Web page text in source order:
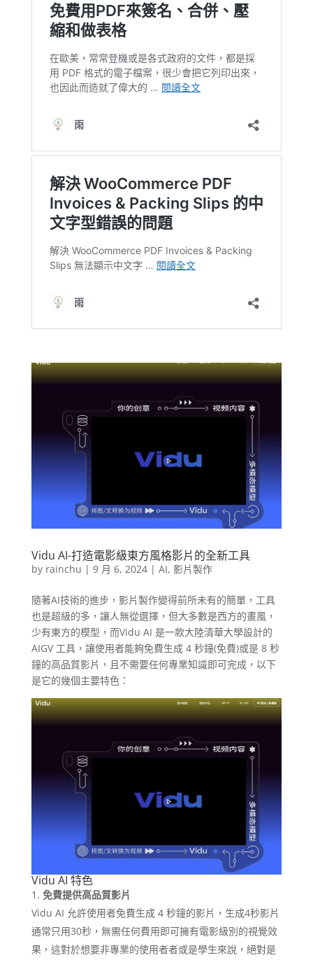
Vidu AI-打造電影級東方風格影片的全新工具
by rainchu | 9 月 6, 2024| AI, 影片製作
隨著AI技術的進步，影片製作變得前所未有的簡單，工具
也是超級的多，讓人無從選擇，但大多數是西方的畫風，
少有東方的模型，而Vidu AI 是一款大陸清華大學設計的
AIGV 工具，讓使用者能夠免費生成 4 秒鐘(免費)或是 8 秒
鐘的高品質影片，且不需要任何專業知識即可完成，以下
是它的幾個主要特色：
Vidu AI 特色
免費提供高品質影片
Vidu AI 允許使用者免費生成 4 秒鐘的影片，生成4秒影片
通常只用30秒，無需任何費用即可擁有電影級別的視覺效
果，這對於想要非專業的使用者者或是學生來說，絕對是